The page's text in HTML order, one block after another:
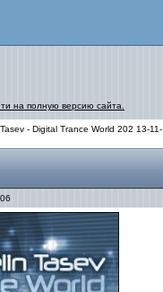
на полную версию сайта.
- Digital Trance World 202 13-11-